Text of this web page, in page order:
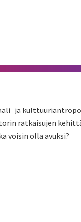
on Print
ja
ratkaisujen
voisin olla avuksi?